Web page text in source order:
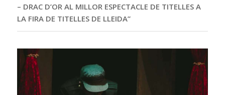
– DRAC D’OR AL MILLOR ESPECTACLE DE TITELLES A
LA FIRA DE TITELLES DE LLEIDA”